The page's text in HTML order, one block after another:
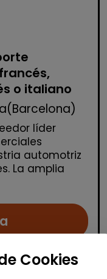
o italiano
líder
automotriz
La amplia
discapacidad
Cookies